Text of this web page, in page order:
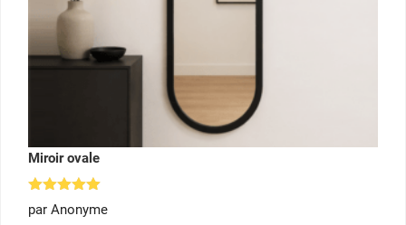
Miroir ovale
Note
sur 5
par Anonyme